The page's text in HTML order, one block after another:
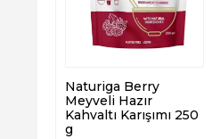
Naturiga Berry
Meyveli Hazır
Kahvaltı Karışımı 250
g